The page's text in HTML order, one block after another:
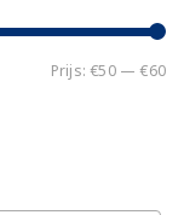
Prijs:€50—€60